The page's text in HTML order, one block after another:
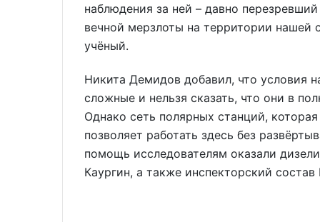
наблюдения за ней – давно
вечной мерзлоты на территории нашей
учёный.
Никита Демидов добавил, что условия
сложные и нельзя сказать, что они в
Однако сеть полярных станций,
позволяет работать здесь без
помощь исследователям оказали
Каургин, а также инспекторский